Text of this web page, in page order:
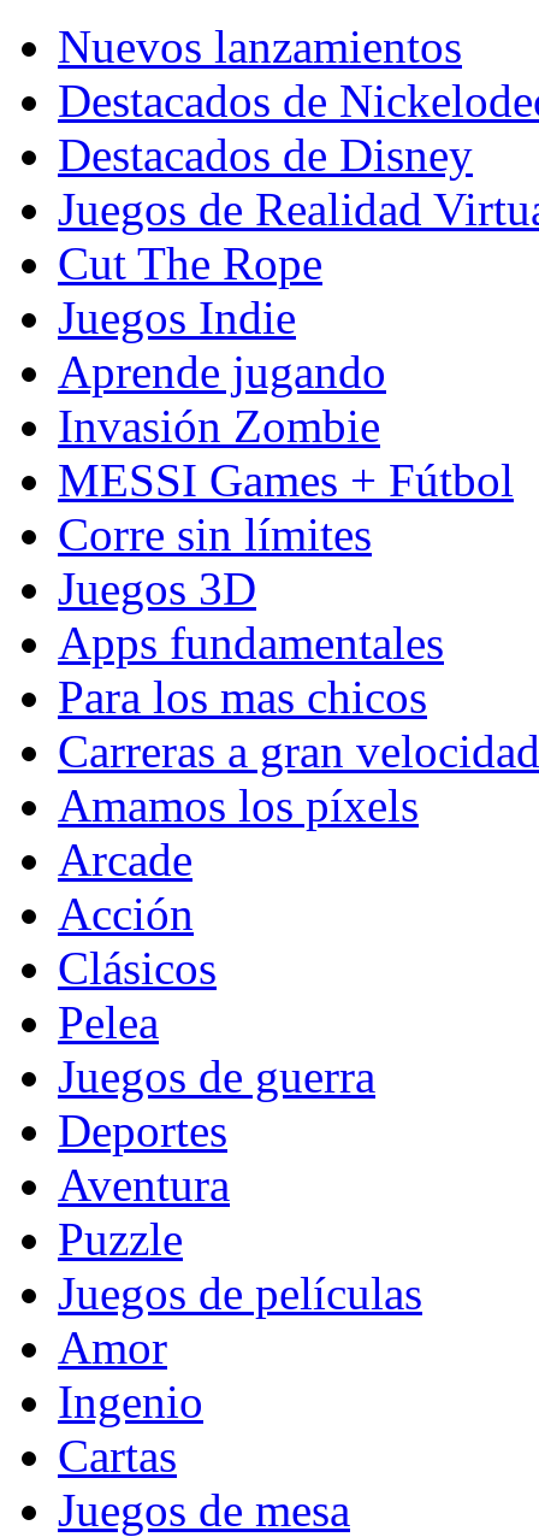
Nuevos lanzamientos
Destacados de
Destacados de Disney
Juegos de Realidad
Cut The Rope
Juegos Indie
Aprende jugando
Invasión Zombie
MESSI Games + Fútbol
Corre sin límites
Juegos 3D
Apps fundamentales
Para los mas chicos
Carreras a gran velocidad
Amamos los píxels
Arcade
Acción
Clásicos
Pelea
Juegos de guerra
Deportes
Aventura
Puzzle
Juegos de películas
Amor
Ingenio
Cartas
Juegos de mesa